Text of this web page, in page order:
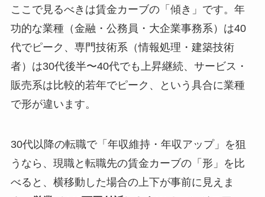
ここで見るべきは賃金カーブの「傾き」です。年
功的な業種（金融・公務員・大企業事務系）は40
代でピーク、専門技術系（情報処理・建築技術
者）は30代後半〜40代でも上昇継続、サービス・
販売系は比較的若年でピーク、という具合に業種
で形が違います。
30代以降の転職で「年収維持・年収アップ」を狙
うなら、現職と転職先の賃金カーブの「形」を比
べると、横移動した場合の上下が事前に見えま